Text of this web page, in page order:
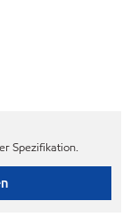
Spezifikation.